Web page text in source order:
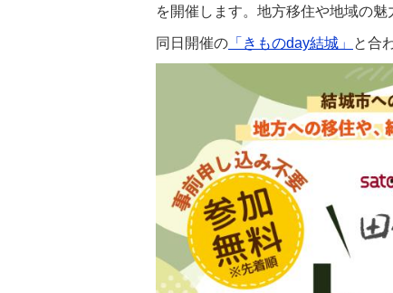
を開催します。地方移住や地域の
同日開催の 「きものday結城」 と合